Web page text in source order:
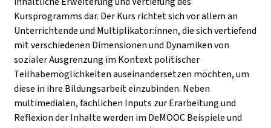
Kursprogramms dar. Der Kurs richtet sich vor allem an
Unterrichtende und Multiplikator:innen, die sich vertiefend
mit verschiedenen Dimensionen und Dynamiken von
sozialer Ausgrenzung im Kontext politischer
Teilhabemöglichkeiten auseinandersetzen möchten, um
diese in ihre Bildungsarbeit einzubinden. Neben
multimedialen, fachlichen Inputs zur Erarbeitung und
Reflexion der Inhalte werden im DeMOOC Beispiele und